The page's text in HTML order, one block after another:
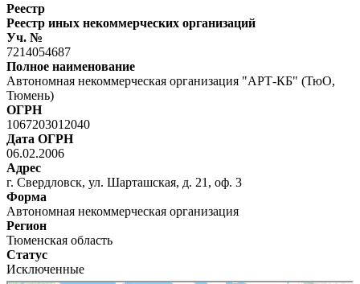
Реестр
Реестр иных некоммерческих организаций
Уч. №
7214054687
Полное наименование
Автономная некоммерческая организация "АРТ-КБ" (ТюО,
Тюмень)
ОГРН
1067203012040
Дата ОГРН
06.02.2006
Адрес
г. Свердловск, ул. Шарташская, д. 21, оф. 3
Форма
Автономная некоммерческая организация
Регион
Тюменская область
Статус
Исключенные